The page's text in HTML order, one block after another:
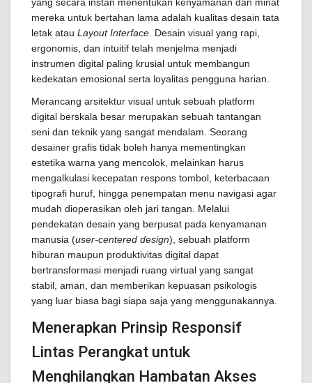
mereka untuk bertahan lama adalah kualitas desain tata
letak atau Layout Interface . Desain visual yang rapi,
ergonomis, dan intuitif telah menjelma menjadi
instrumen digital paling krusial untuk membangun
kedekatan emosional serta loyalitas pengguna harian.
Merancang arsitektur visual untuk sebuah platform
digital berskala besar merupakan sebuah tantangan
seni dan teknik yang sangat mendalam. Seorang
desainer grafis tidak boleh hanya mementingkan
estetika warna yang mencolok, melainkan harus
mengalkulasi kecepatan respons tombol, keterbacaan
tipografi huruf, hingga penempatan menu navigasi agar
mudah dioperasikan oleh jari tangan. Melalui
pendekatan desain yang berpusat pada kenyamanan
manusia (user-centered design), sebuah platform
hiburan maupun produktivitas digital dapat
bertransformasi menjadi ruang virtual yang sangat
stabil, aman, dan memberikan kepuasan psikologis
yang luar biasa bagi siapa saja yang menggunakannya.
Menerapkan Prinsip Responsif
Lintas Perangkat untuk
Menghilangkan Hambatan Akses